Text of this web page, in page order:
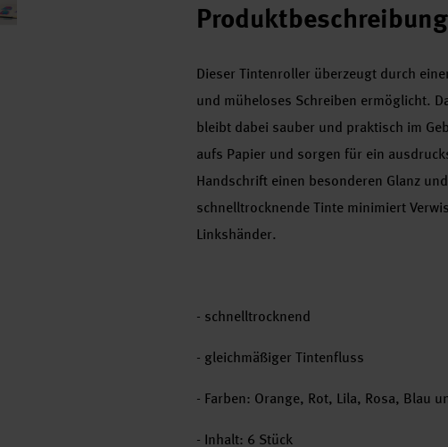
Produktbeschreibung
Dieser Tintenroller überzeugt durch
und müheloses Schreiben ermöglicht.
bleibt dabei sauber und praktisch im
aufs Papier und sorgen für ein
Handschrift einen besonderen Glanz
schnelltrocknende Tinte minimiert
Linkshänder.
- schnelltrocknend
- gleichmäßiger Tintenfluss
- Farben: Orange, Rot, Lila, Rosa, Blau
- Inhalt: 6 Stück